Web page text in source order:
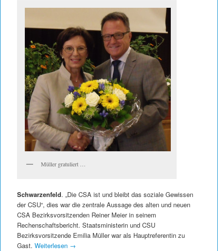
Müller gratuliert …
Schwarzenfeld. „Die CSA ist und bleibt das soziale Gewissen
der CSU“, dies war die zentrale Aussage des alten und neuen
CSA Bezirksvorsitzenden Reiner Meier in seinem
Rechenschaftsbericht. Staatsministerin und CSU
Bezirksvorsitzende Emilia Müller war als Hauptreferentin zu
Gast. Weiterlesen →